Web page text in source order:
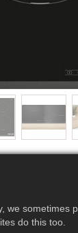
we sometimes
do this too.